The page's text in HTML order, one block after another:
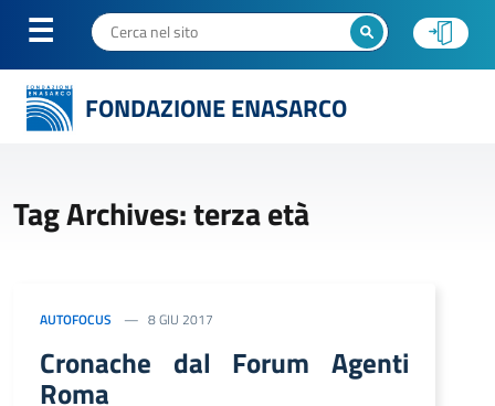
FONDAZIONE ENASARCO
Tag Archives: terza età
AUTOFOCUS 8 GIU 2017
Cronache dal Forum Agenti
Roma